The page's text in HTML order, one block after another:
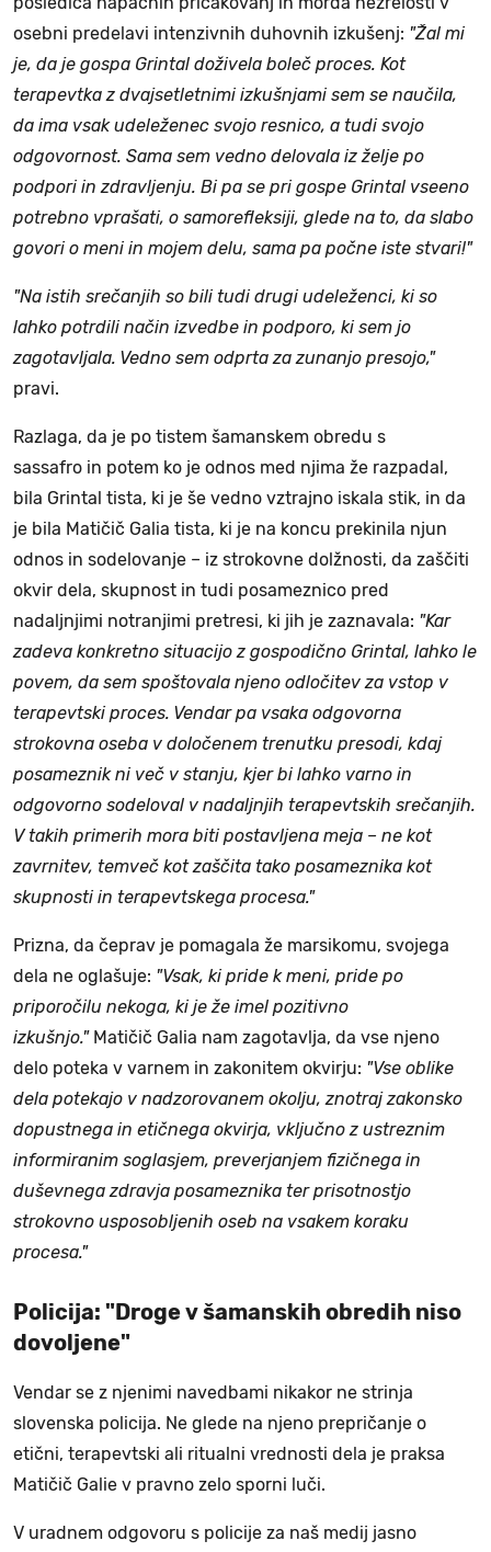
osebni predelavi intenzivnih duhovnih izkušenj: "Žal mi
je, da je gospa Grintal doživela boleč proces. Kot
terapevtka z dvajsetletnimi izkušnjami sem se naučila,
da ima vsak udeleženec svojo resnico, a tudi svojo
odgovornost. Sama sem vedno delovala iz želje po
podpori in zdravljenju. Bi pa se pri gospe Grintal vseeno
potrebno vprašati, o samorefleksiji, glede na to, da slabo
govori o meni in mojem delu, sama pa počne iste stvari!"
"Na istih srečanjih so bili tudi drugi udeleženci, ki so
lahko potrdili način izvedbe in podporo, ki sem jo
zagotavljala. Vedno sem odprta za zunanjo presojo,"
pravi.
Razlaga, da je po tistem šamanskem obredu s
sassafro in potem ko je odnos med njima že razpadal,
bila Grintal tista, ki je še vedno vztrajno iskala stik, in da
je bila Matičič Galia tista, ki je na koncu prekinila njun
odnos in sodelovanje – iz strokovne dolžnosti, da zaščiti
okvir dela, skupnost in tudi posameznico pred
nadaljnjimi notranjimi pretresi, ki jih je zaznavala: "Kar
zadeva konkretno situacijo z gospodično Grintal, lahko le
povem, da sem spoštovala njeno odločitev za vstop v
terapevtski proces. Vendar pa vsaka odgovorna
strokovna oseba v določenem trenutku presodi, kdaj
posameznik ni več v stanju, kjer bi lahko varno in
odgovorno sodeloval v nadaljnjih terapevtskih srečanjih.
V takih primerih mora biti postavljena meja – ne kot
zavrnitev, temveč kot zaščita tako posameznika kot
skupnosti in terapevtskega procesa."
Prizna, da čeprav je pomagala že marsikomu, svojega
dela ne oglašuje: "Vsak, ki pride k meni, pride po
priporočilu nekoga, ki je že imel pozitivno
izkušnjo." Matičič Galia nam zagotavlja, da vse njeno
delo poteka v varnem in zakonitem okvirju: "Vse oblike
dela potekajo v nadzorovanem okolju, znotraj zakonsko
dopustnega in etičnega okvirja, vključno z ustreznim
informiranim soglasjem, preverjanjem fizičnega in
duševnega zdravja posameznika ter prisotnostjo
strokovno usposobljenih oseb na vsakem koraku
procesa."
Policija: "Droge v šamanskih obredih niso
dovoljene"
Vendar se z njenimi navedbami nikakor ne strinja
slovenska policija. Ne glede na njeno prepričanje o
etični, terapevtski ali ritualni vrednosti dela je praksa
Matičič Galie v pravno zelo sporni luči.
V uradnem odgovoru s policije za naš medij jasno